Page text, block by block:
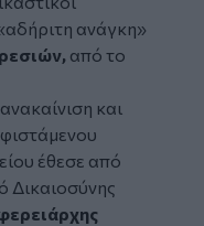
ανάγκη»
από το
και
έθεσε από
Δικαιοσύνης